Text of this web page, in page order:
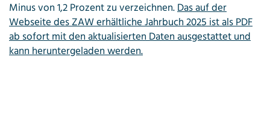
Minus von 1,2 Prozent zu verzeichnen.Das auf der
Webseite des ZAW erhältliche Jahrbuch 2025 ist als PDF
ab sofort mit den aktualisierten Daten ausgestattet und
kann heruntergeladen werden.